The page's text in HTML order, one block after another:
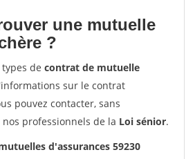
une mutuelle
?
de contrat de mutuelle
sur le contrat
pouvez contacter, sans
professionnels de la Loi sénior.
d'assurances 59230